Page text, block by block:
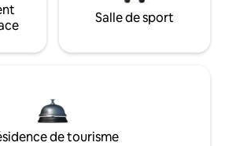
Salle de sport
de tourisme